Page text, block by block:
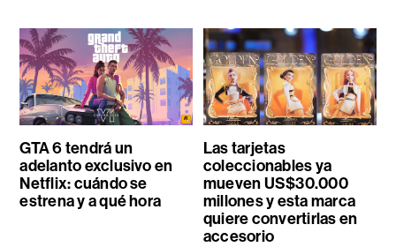
GTA 6 tendrá un
adelanto exclusivo en
Netflix: cuándo se
estrena y a qué hora
Las tarjetas
coleccionables ya
mueven US$30.000
millones y esta marca
quiere convertirlas en
accesorio